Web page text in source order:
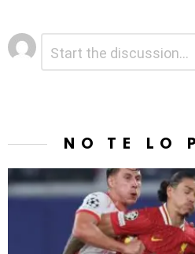
Deja
una
NO TE LO